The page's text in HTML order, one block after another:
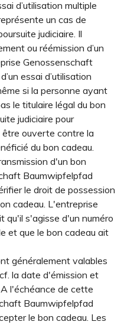
d’utilisation multiple
un cas de
judiciaire. Il
ou réémission d’un
Genossenschaft
essai d’utilisation
si la personne ayant
le titulaire légal du bon
judiciaire pour
ouverte contre la
du bon cadeau.
d'un bon
Baumwipfelpfad
le droit de possession
cadeau. L'entreprise
qu'il s'agisse d'un numéro
et que le bon cadeau ait
généralement valables
la date d'émission et
l'échéance de cette
Baumwipfelpfad
le bon cadeau. Les